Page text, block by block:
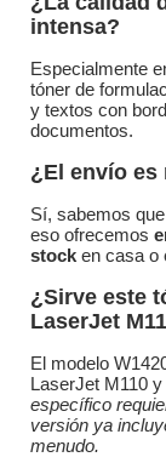
intensa?
Especialmente
tóner de
y textos con
documentos.
¿El envío
Sí, sabemos
eso ofrecemos
stock en casa o
¿Sirve este
LaserJet
El modelo
LaserJet M110
específico
versión ya
menudo.